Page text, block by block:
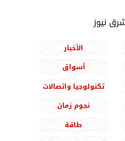
نيوز
الأخبار
أسواق
تكنولوجيا واتصالات
نجوم زمان
طاقة